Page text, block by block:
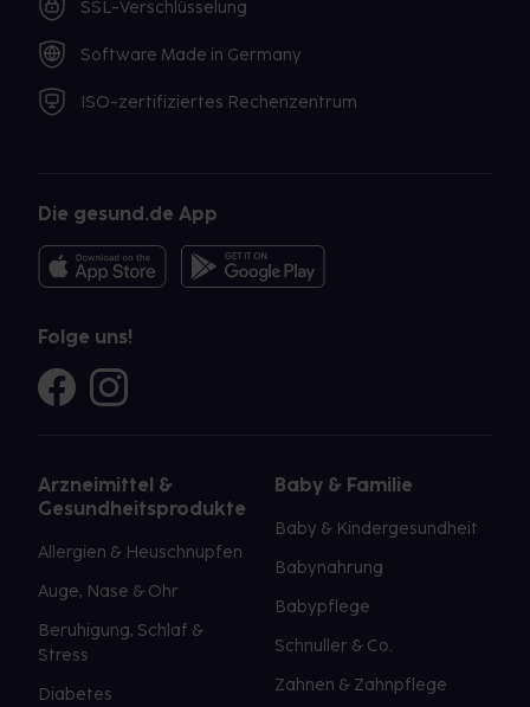
SSL-Verschlüsselung
Software Made in Germany
ISO-zertifiziertes Rechenzentrum
Die gesund.de App
Folge uns!
Arzneimittel &
Gesundheitsprodukte
Allergien & Heuschnupfen
Auge, Nase & Ohr
Beruhigung, Schlaf &
Stress
Diabetes
Baby & Familie
Baby & Kindergesundheit
Babynahrung
Babypflege
Schnuller & Co.
Zahnen & Zahnpflege